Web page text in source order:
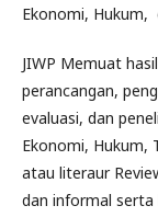
Ekonomi, Hukum,
JIWP Memuat
perancangan,
evaluasi, dan
Ekonomi, Hukum,
atau literaur
dan informal serta